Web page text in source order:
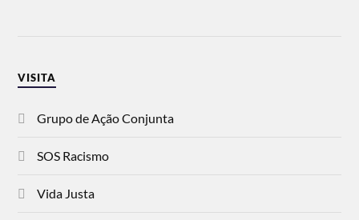
VISITA
Grupo de Ação Conjunta
SOS Racismo
Vida Justa